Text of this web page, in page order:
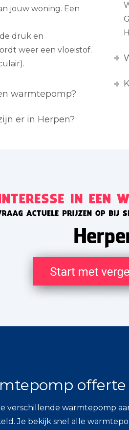
jouw woning. Een
druk en
weer een vloeistof.
warmtepomp?
er in Herpen?
offerte
verschillende warmtepomp
Je bekijk snel alle